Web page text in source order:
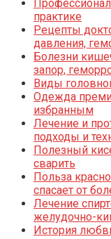
практике
Рецепты
давления,
Болезни
запор,
Виды
Одежда
избранным
Лечение и
подходы и
Полезный
сварить
Польза
спасает от
Лечение
желудочно-
История